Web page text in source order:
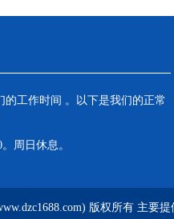
工作时间 。以下是我们的正常
周日休息。
版权所有 主要提